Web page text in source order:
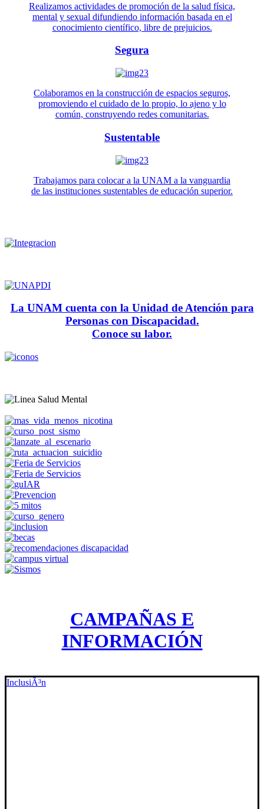
Realizamos actividades de promoción de la salud física,
mental y sexual difundiendo información basada en el
conocimiento científico, libre de prejuicios.
Segura
Colaboramos en la construcción de espacios seguros,
promoviendo el cuidado de lo propio, lo ajeno y lo
común, construyendo redes comunitarias.
Sustentable
Trabajamos para colocar a la UNAM a la vanguardia
de las instituciones sustentables de educación superior.
La UNAM cuenta con la Unidad de Atención para
Personas con Discapacidad.
Conoce su labor.
CAMPAÑAS E
INFORMACIÓN
InclusiÃ³n